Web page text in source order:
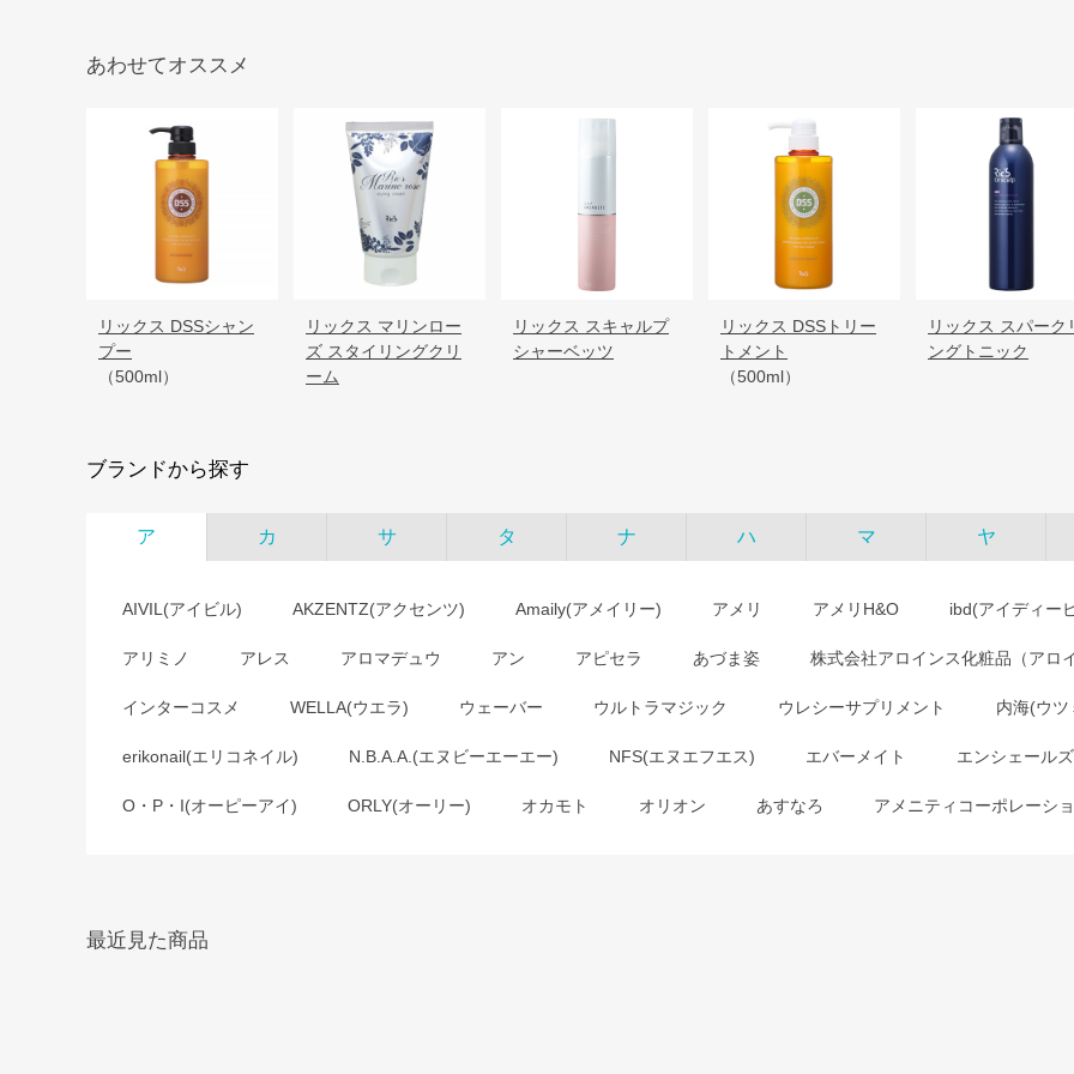
あわせてオススメ
リックス DSSシャン
プー
（500ml）
リックス マリンロー
ズ スタイリングクリ
ーム
リックス スキャルプ
シャーベッツ
リックス DSSトリー
トメント
（500ml）
リックス スパーク
ングトニック
ブランドから探す
ア カ サ タ ナ ハ マ ヤ
AIVIL(アイビル) AKZENTZ(アクセンツ) Amaily(アメイリー) アメリ アメリH&O ibd(アイディー
アリミノ アレス アロマデュウ アン アピセラ あづま姿 株式会社アロインス化粧品（アロ
インターコスメ WELLA(ウエラ) ウェーバー ウルトラマジック ウレシーサプリメント 内海(ウツ
erikonail(エリコネイル) N.B.A.A.(エヌビーエーエー) NFS(エヌエフエス) エバーメイト エンシェールズ
O・P・I(オーピーアイ) ORLY(オーリー) オカモト オリオン あすなろ アメニティコーポレーシ
最近見た商品